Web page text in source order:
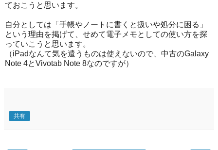
ておこうと思います。
自分としては「手帳やノートに書くと扱いや処分に困る」
という理由を掲げて、せめて電子メモとしての使い方を探
っていこうと思います。
（iPadなんて気を遣うものは使えないので、中古のGalaxy
Note 4とVivotab Note 8なのですが）
共有